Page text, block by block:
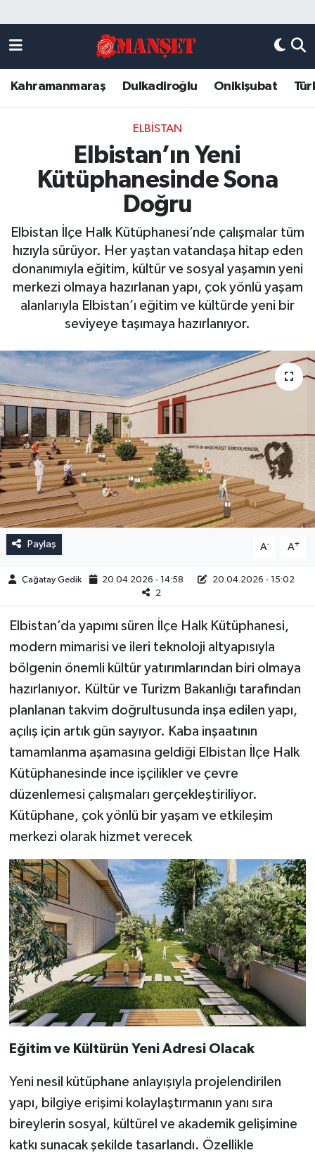
Kahramanmaraş Dulkadiroğlu Onikişubat
ELBISTAN
Elbistan’ın Yeni
Kütüphanesinde Sona
Doğru
Elbistan İlçe Halk Kütüphanesi’nde çalışmalar tüm
hızıyla sürüyor. Her yaştan vatandaşa hitap eden
donanımıyla eğitim, kültür ve sosyal yaşamın yeni
merkezi olmaya hazırlanan yapı, çok yönlü yaşam
alanlarıyla Elbistan’ı eğitim ve kültürde yeni bir
seviyeye taşımaya hazırlanıyor.
Paylaş A- A+
Çağatay Gedik 20.04.2026 - 14:58
20.04.2026 - 15:02
2
Elbistan’da yapımı süren İlçe Halk Kütüphanesi,
modern mimarisi ve ileri teknoloji altyapısıyla
bölgenin önemli kültür yatırımlarından biri olmaya
hazırlanıyor. Kültür ve Turizm Bakanlığı tarafından
planlanan takvim doğrultusunda inşa edilen yapı,
açılış için artık gün sayıyor. Kaba inşaatının
tamamlanma aşamasına geldiği Elbistan İlçe Halk
Kütüphanesinde ince işçilikler ve çevre
düzenlemesi çalışmaları gerçekleştiriliyor.
Kütüphane, çok yönlü bir yaşam ve etkileşim
merkezi olarak hizmet verecek
Eğitim ve Kültürün Yeni Adresi Olacak
Yeni nesil kütüphane anlayışıyla projelendirilen
yapı, bilgiye erişimi kolaylaştırmanın yanı sıra
bireylerin sosyal, kültürel ve akademik gelişimine
katkı sunacak şekilde tasarlandı. Özellikle
DULKADİROĞLU
KAHRAMANMARAŞ
ONİKİŞUBAT
Künye
Kahramanmaraş Nöbetçi Eczaneler
Kahramanmaraş Hava Durumu
Kahramanmaraş Trafik Yoğunluk Haritası
Süper Lig Puan Durumu ve Fikstür
Son Dakika Haberleri
Haber Arşivi